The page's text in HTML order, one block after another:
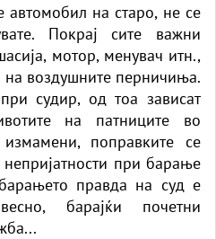
автомобил на старо, не се
Покрај сите важни
мотор, менувач итн.,
на воздушните перничиња.
судир, од тоа зависат
на патниците во
поправките се
при барање
правда на суд е
барајќи почетни